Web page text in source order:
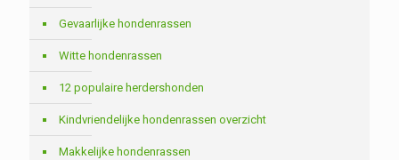
Gevaarlijke hondenrassen
Witte hondenrassen
12 populaire herdershonden
Kindvriendelijke hondenrassen overzicht
Makkelijke hondenrassen